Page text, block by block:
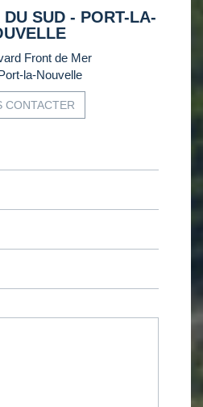
SUD - PORT-LA-
Front de Mer
la-Nouvelle
CONTACTER